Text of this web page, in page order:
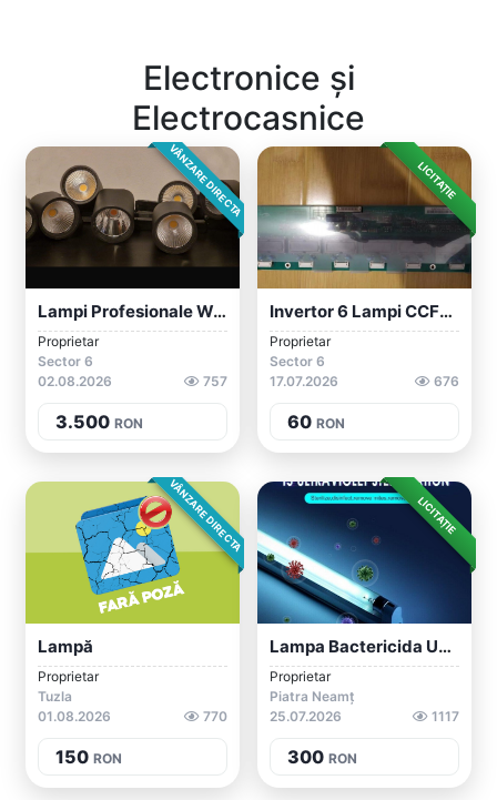
Electronice și
Electrocasnice
VÂNZARE DIRECTA
Lampi Profesionale Weda He
Proprietar
Sector 6
02.08.2026
757
3.500 RON
LICITAȚIE
Invertor 6 Lampi CCFL Model LTM240CT01 F...
Proprietar
Sector 6
17.07.2026
676
60 RON
VÂNZARE DIRECTA
Lampă
Proprietar
Tuzla
01.08.2026
770
150 RON
LICITAȚIE
Lampa Bactericida Uv-C 21W / 21mp
Proprietar
Piatra Neamț
25.07.2026
1117
300 RON